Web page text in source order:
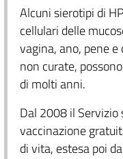
Alcuni sierotipi di
cellulari delle
vagina, ano, pene
non curate,
di molti anni.
Dal 2008 il
vaccinazione
di vita, estesa poi